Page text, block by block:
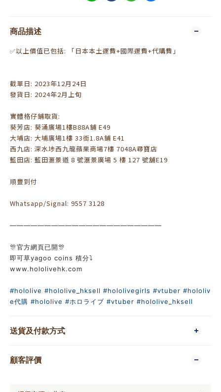
商品描述
✅以上價值已包括: 「日本本土運費+國際運費+代購費」
截單日: 2023年12月24日
發貨日: 2024年2月上旬
實體格仔鋪取貨:
葵芳店: 葵涌廣場1樓B88A鋪 E49
大埔店: 大埔廣場1樓 33街1.8A鋪 E41
西九店: 深水埗西九龍蘋果商場7樓 7048A尋寶店
藍田店: 藍田滙景道 8 號滙景廣場 5 樓 127 號舖E19
順豐到付
Whatsapp/Signal: 9557 3128
——————————————————————
🎊官方網頁已開🎊
即可草yagoo coins 積分⤵️
www.hololivehk.com
#hololive #hololive_hksell #hololivegirls #vtuber #hololiv
e代購 #hololive #ホロライブ #vtuber #hololive_hksell
送貨及付款方式
顧客評價